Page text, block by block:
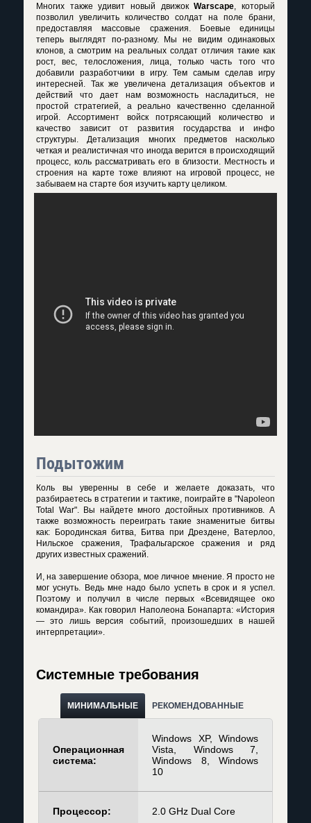
Многих также удивит новый движокWarscape , который
позволил увеличить количество солдат на поле брани,
предоставляя массовые сражения. Боевые единицы
теперь выглядят по-разному. Мы не видим одинаковых
клонов, а смотрим на реальных солдат отличия такие как
рост, вес, телосложения, лица, только часть того что
добавили разработчики в игру. Тем самым сделав игру
интересней. Так же увеличена детализация объектов и
действий что дает нам возможность насладиться, не
простой стратегией, а реально качественно сделанной
игрой. Ассортимент войск потрясающий количество и
качество зависит от развития государства и инфо
структуры. Детализация многих предметов насколько
четкая и реалистичная что иногда верится в происходящий
процесс, коль рассматривать его в близости. Местность и
строения на карте тоже влияют на игровой процесс, не
забываем на старте боя изучить карту целиком.
Подытожим
Коль вы уверенны в себе и желаете доказать, что
разбираетесь в стратегии и тактике, поиграйте в "Napoleon
Total War". Вы найдете много достойных противников. А
также возможность переиграть такие знаменитые битвы
как: Бородинская битва, Битва при Дрездене, Ватерлоо,
Нильское сражения, Трафальгарское сражения и ряд
других известных сражений.
И, на завершение обзора, мое личное мнение. Я просто не
мог уснуть. Ведь мне надо было успеть в срок и я успел.
Поэтому и получил в числе первых «Всевидящее око
командира». Как говорил Наполеона Бонапарта: «История
— это лишь версия событий, произошедших в нашей
интерпретации».
Системные требования
МИНИМАЛЬНЫЕ РЕКОМЕНДОВАННЫЕ
Операционная
система:
Windows XP, Windows
Vista, Windows 7,
Windows 8, Windows
10
Процессор: 2.0 GHz Dual Core